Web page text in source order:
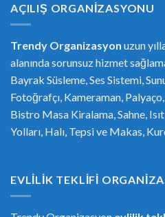
AÇILIŞ ORGANIZASYONU
Trendy Organizasyon uzun
alanında sorunsuz hizmet
Bayrak Süsleme, Ses Sistemi,
Fotoğrafçı, Kameraman,
Bistro Masa Kiralama, Sahne,
Yolları, Halı, Tepsi ve Makas,
EVLILIK TEKLIFI